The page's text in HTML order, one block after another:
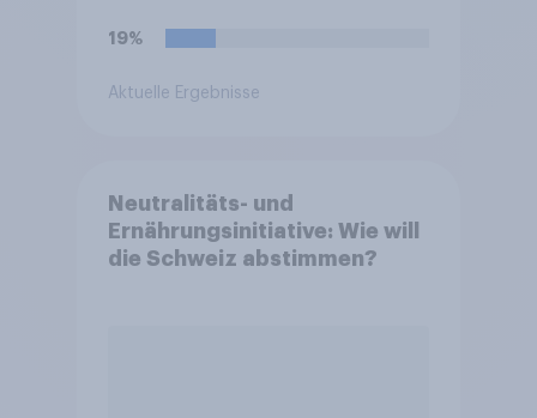
19%
Aktuelle Ergebnisse
Neutralitäts- und
Ernährungsinitiative: Wie will
die Schweiz abstimmen?